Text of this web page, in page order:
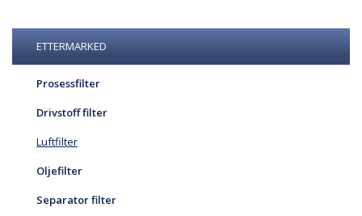
ETTERMARKED
Prosessfilter
Drivstoff filter
Luftfilter
Oljefilter
Separator filter